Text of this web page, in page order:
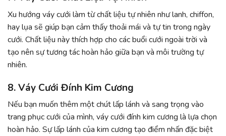
Xu hướng váy cưới làm từ chất liệu tự nhiên như lanh, chiffon,
hay lụa sẽ giúp bạn cảm thấy thoải mái và tự tin trong ngày
cưới. Chất liệu này thích hợp cho các buổi cưới ngoài trời và
tạo nên sự tương tác hoàn hảo giữa bạn và môi trường tự
nhiên.
8. Váy Cưới Đính Kim Cương
Nếu bạn muốn thêm một chút lấp lánh và sang trọng vào
trang phục cưới của mình, váy cưới đính kim cương là lựa chọn
hoàn hảo. Sự lấp lánh của kim cương tạo điểm nhấn đặc biệt